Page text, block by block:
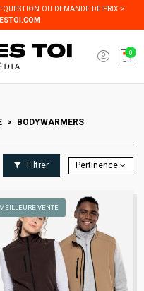
QUESTION OU DEMANDE DE PRIX >
0
BODYWARMERS
Filtrer Pertinence
MEILLEURE VENTE